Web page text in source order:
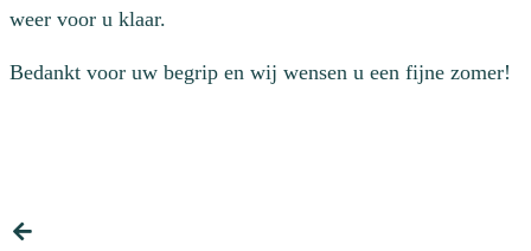
weer voor u klaar.
Bedankt voor uw begrip en wij wensen u een fijne zomer!